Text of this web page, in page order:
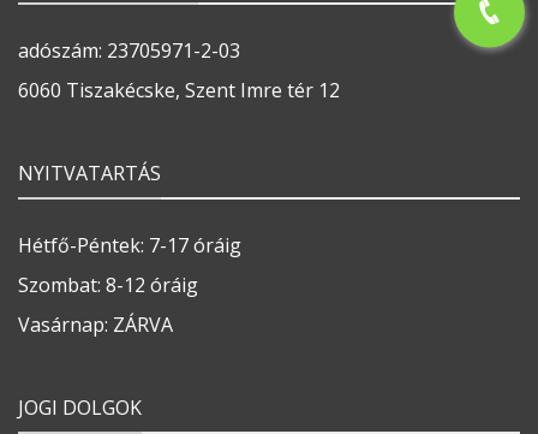
adószám: 23705971-2-03
6060 Tiszakécske, Szent Imre tér 12
NYITVATARTÁS
Hétfő-Péntek: 7-17 óráig
Szombat: 8-12 óráig
Vasárnap: ZÁRVA
JOGI DOLGOK